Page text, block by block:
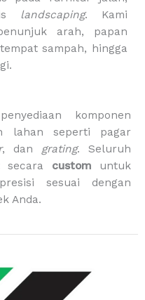
i
n
g
-
landscaping. Kami
arah, papan
sampah, hingga
komponen
lahan seperti pagar
, dan grating. Seluruh
secara custom untuk
sesuai dengan
Anda.